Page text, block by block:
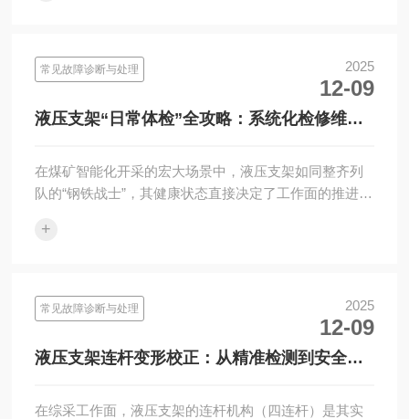
常见故障诊断与处理 2025
12-09
液压支架“日常体检”全攻略：系统化检修维
在煤矿智能化开采的宏大场景中，液压支架如同整齐列
队的“钢铁战士”，其健康状态直接决定了工作面的推进效
比，系统···
+
常见故障诊断与处理 2025
12-09
液压支架连杆变形校正：从精准检测到安全修
在综采工作面，液压支架的连杆机构（四连杆）是其实